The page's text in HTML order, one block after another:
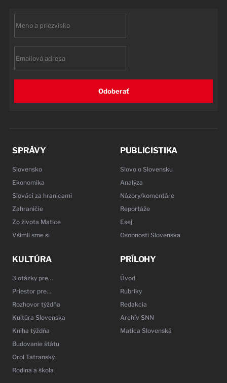
Odoberať
SPRÁVY
Slovensko
Ekonomika
Slováci za hranicami
Zahraničie
Zo života Matice
Všimli sme si
PUBLICISTIKA
Slovo o Slovensku
Analýza
Názory/komentáre
Reportáže
Esej
Osobnosti Slovenska
KULTÚRA
3 otázky pre…
Priestor pre…
Rozhovor týždňa
Kultúra Slovenska
Kniha týždňa
Budovanie štátu
Orol Tatranský
Rodina a škola
PRÍLOHY
Úvod
Rubriky
Redakcia
Archív SNN
Matica Slovenská